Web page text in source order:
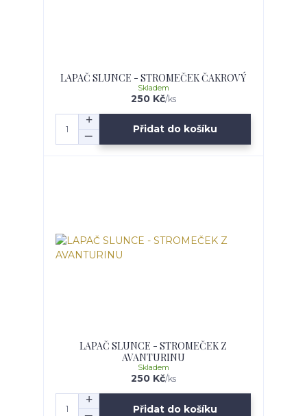
LAPAČ SLUNCE - STROMEČEK ČAKROVÝ
250 Kč/ks
Skladem
Přidat do košíku
LAPAČ SLUNCE - STROMEČEK Z
AVANTURINU
250 Kč/ks
Skladem
Přidat do košíku